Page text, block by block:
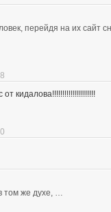
перейдя на их сайт
кидалова!!!!!!!!!!!!!!!!!!!!!
том же духе, …